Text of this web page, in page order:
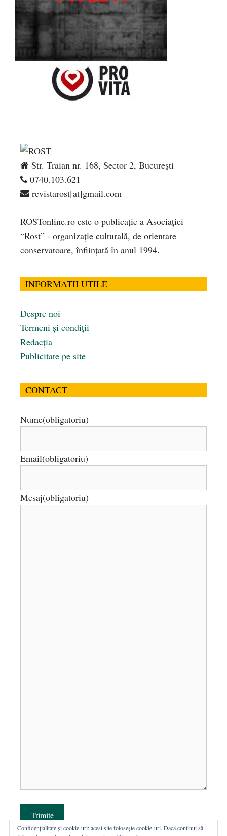
Str. Traian nr. 168, Sector 2, București
0740.103.621
revistarost[at]gmail.com
ROSTonline.ro este o publicaţie a Asociaţiei
“Rost” - organizaţie culturală, de orientare
conservatoare, înfiinţată în anul 1994.
INFORMATII UTILE
Despre noi
Termeni și condiții
Redacția
Publicitate pe site
CONTACT
Nume(obligatoriu)
Email(obligatoriu)
Mesaj(obligatoriu)
Trimite
Confidențialitate și cookie-uri: acest site folosește cookie-uri. Dacă continui să